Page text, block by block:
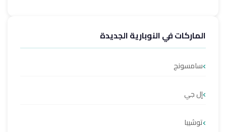
الماركات في النوبارية الجديدة
سامسونج
إل جي
توشيبا